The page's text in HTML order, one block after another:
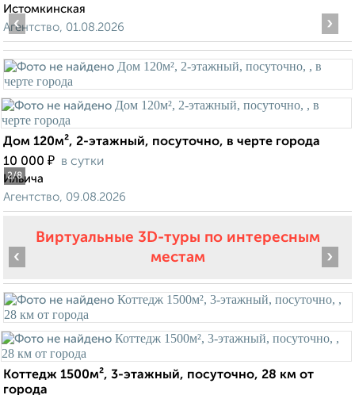
Истомкинская
Агентство, 01.08.2026
2/8
‹ ›
Дом 120м², 2-этажный, посуточно, в черте города
10 000 ₽ в сутки
Ильича
Агентство, 09.08.2026
Виртуальные 3D-туры по интересным
местам
‹ ›
Коттедж 1500м², 3-этажный, посуточно, 28 км от
города